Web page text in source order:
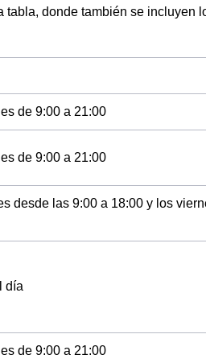
tabla, donde también se incluyen
de 9:00 a 21:00
de 9:00 a 21:00
desde las 9:00 a 18:00 y los
día
de 9:00 a 21:00